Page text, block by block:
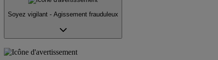
Soyez vigilant - Agissement frauduleux